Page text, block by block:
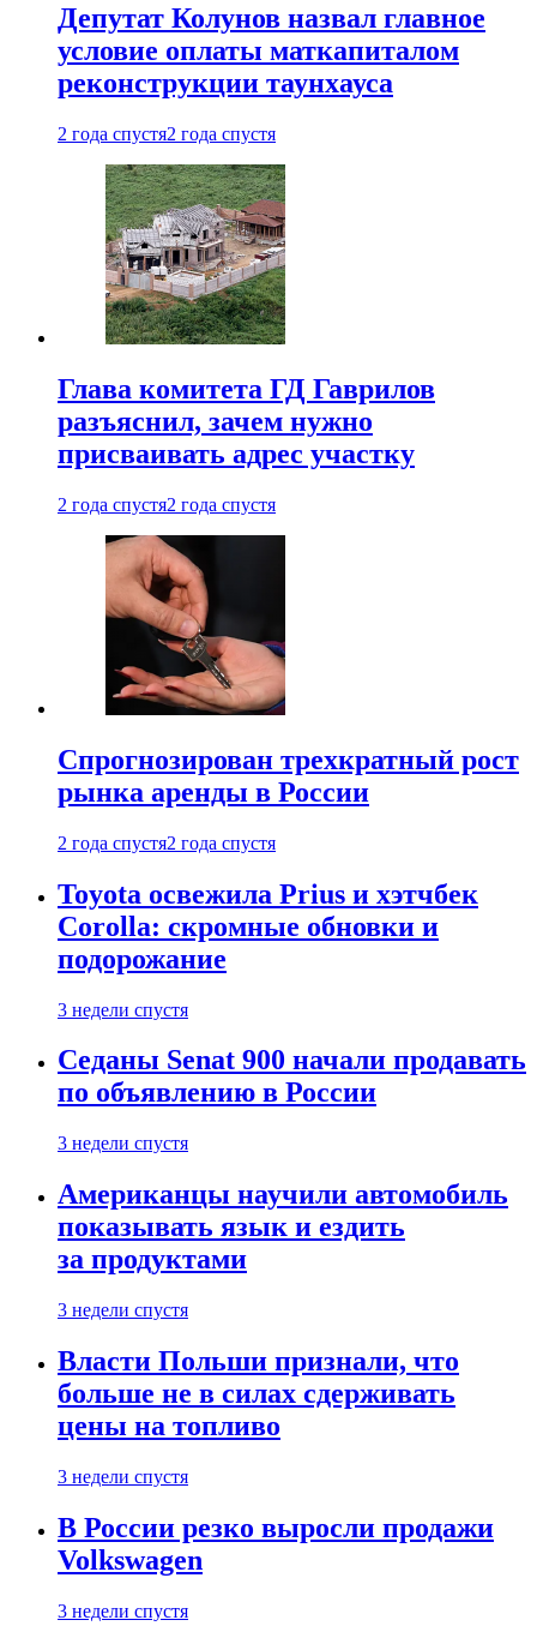
Депутат Колунов назвал главное
условие оплаты маткапиталом
реконструкции таунхауса
2 года спустя2 года спустя
Глава комитета ГД Гаврилов
разъяснил, зачем нужно
присваивать адрес участку
2 года спустя2 года спустя
Спрогнозирован трехкратный рост
рынка аренды в России
2 года спустя2 года спустя
Toyota освежила Prius и хэтчбек
Corolla: скромные обновки и
подорожание
3 недели спустя
Седаны Senat 900 начали продавать
по объявлению в России
3 недели спустя
Американцы научили автомобиль
показывать язык и ездить
за продуктами
3 недели спустя
Власти Польши признали, что
больше не в силах сдерживать
цены на топливо
3 недели спустя
В России резко выросли продажи
Volkswagen
3 недели спустя